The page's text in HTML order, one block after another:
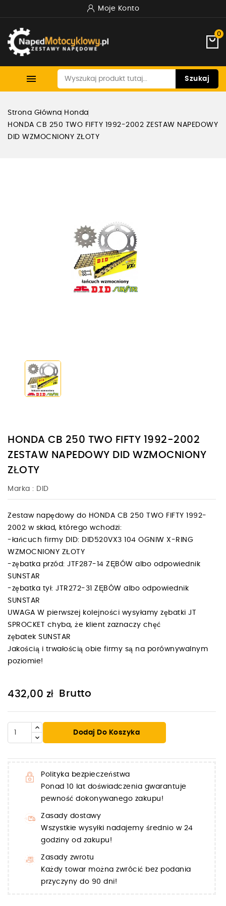
Moje Konto
0
 Szukaj
Strona Główna Honda
HONDA CB 250 TWO FIFTY 1992-2002 ZESTAW NAPEDOWY
DID WZMOCNIONY ZŁOTY
HONDA CB 250 TWO FIFTY 1992-2002
ZESTAW NAPEDOWY DID WZMOCNIONY
ZŁOTY
Marka : DID
Zestaw napędowy do HONDA CB 250 TWO FIFTY 1992-
2002 w skład, którego wchodzi:
-łańcuch firmy DID: DID520VX3 104 OGNIW X-RING
WZMOCNIONY ZŁOTY
-zębatka przód: JTF287-14 ZĘBÓW albo odpowiednik
SUNSTAR
-zębatka tył: JTR272-31 ZĘBÓW albo odpowiednik
SUNSTAR
UWAGA W pierwszej kolejności wysyłamy zębatki JT
SPROCKET chyba, że klient zaznaczy chęć
zębatek SUNSTAR
Jakością i trwałością obie firmy są na porównywalnym
poziomie!
432,00 zł Brutto
Dodaj Do Koszyka
Polityka bezpieczeństwa
Ponad 10 lat doświadczenia gwarantuje
pewność dokonywanego zakupu!
Zasady dostawy
Wszystkie wysyłki nadajemy średnio w 24
godziny od zakupu!
Zasady zwrotu
Każdy towar można zwrócić bez podania
przyczyny do 90 dni!